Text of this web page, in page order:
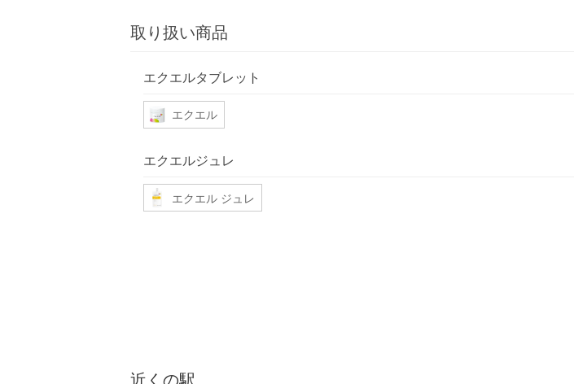
取り扱い商品
エクエルタブレット
エクエル
エクエルジュレ
エクエル ジュレ
近くの駅